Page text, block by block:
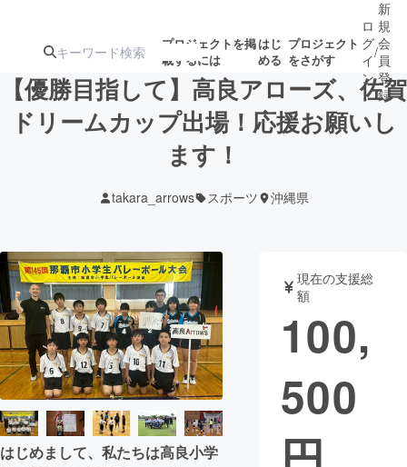
プロジェクトを掲
載するには
はじ
める
プロジェクト
をさがす
注目の新着プロ 募集終了が近いプ
テクノロジー・ガジェット
映像・映画 書籍・雑誌
ビジネス・起業 チャレンジ
まちづくり・地域活性化
ロ
グ
イ
ン
/
新
規
会
員
登
録
【優勝目指して】高良アローズ、佐賀
ドリームカップ出場！応援お願いし
ます！
takara_arrows スポーツ 沖縄県
はじめまして、私たちは高良小学
現在の支援総
額
100,
500